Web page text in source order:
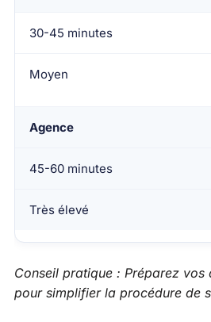
30-45 minutes
Moyen
Agence
45-60 minutes
Très élevé
Conseil pratique : Préparez vos
pour simplifier la procédure de